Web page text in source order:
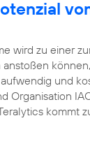
wird zu einer
und
Organisation
kommt